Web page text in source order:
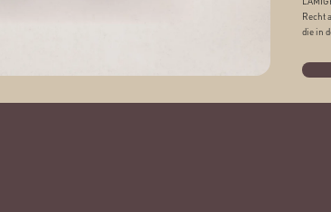
Recht
die in